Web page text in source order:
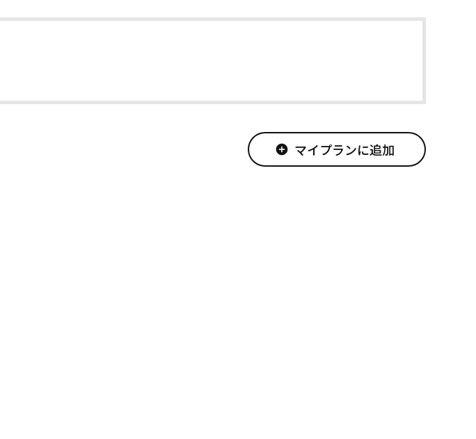
add_circle マイプランに追加